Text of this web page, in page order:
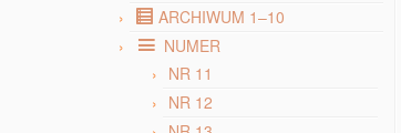
ARCHIWUM 1–10
NUMER
NR 11
NR 12